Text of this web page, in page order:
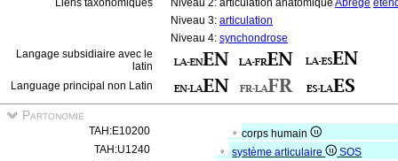
Liens taxonomiques
Niveau 2: articulation anatomique Abrégé
Niveau 3: articulation
Niveau 4: synchondrose
Langage subsidiaire avec le
latin
Language principal non Latin
Partonomie
TAH:E10200
corps humain
TAH:U1240
système articulaire
SOS